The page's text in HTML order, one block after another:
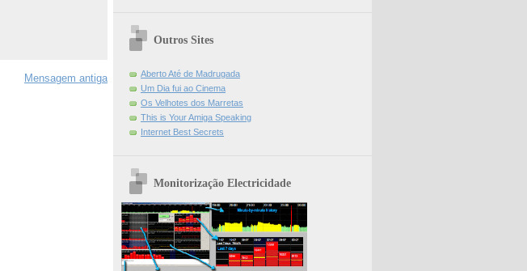
Mensagem antiga
Outros Sites
Aberto Até de Madrugada
Um Dia fui ao Cinema
Os Velhotes dos Marretas
This is Your Amiga Speaking
Internet Best Secrets
Monitorização Electricidade